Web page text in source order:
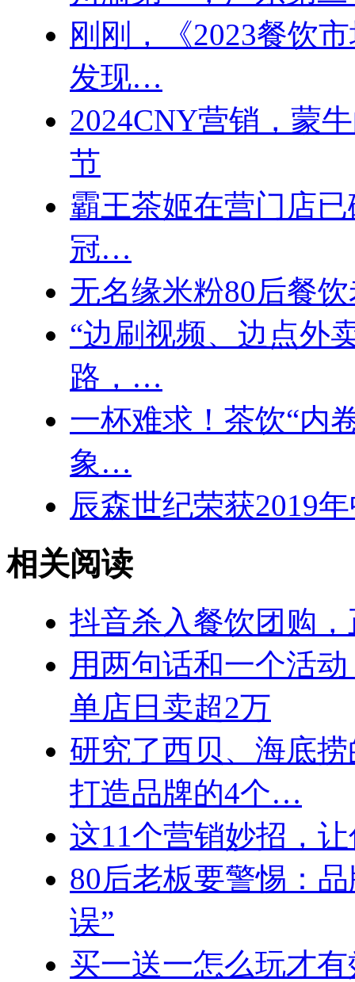
刚刚，《2023餐饮
发现…
2024CNY营销，蒙
节
霸王茶姬在营门店
冠…
无名缘米粉80后餐
“边刷视频、边点外
路，…
一杯难求！茶饮“内
象…
辰森世纪荣获2019
相关阅读
抖音杀入餐饮团购
用两句话和一个活
单店日卖超2万
研究了西贝、海底
打造品牌的4个…
这11个营销妙招，
80后老板要警惕：
误”
买一送一怎么玩才